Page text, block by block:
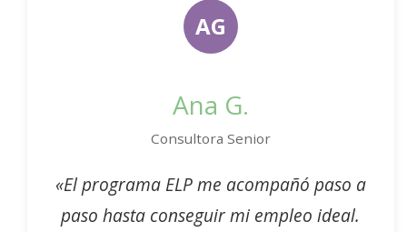
AG
Ana G.
Consultora Senior
«El programa ELP me acompañó paso a
paso hasta conseguir mi empleo ideal.